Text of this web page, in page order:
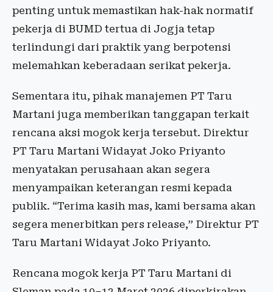
penting untuk memastikan hak-hak normatif
pekerja di BUMD tertua di Jogja tetap
terlindungi dari praktik yang berpotensi
melemahkan keberadaan serikat pekerja.
Sementara itu, pihak manajemen PT Taru
Martani juga memberikan tanggapan terkait
rencana aksi mogok kerja tersebut. Direktur
PT Taru Martani Widayat Joko Priyanto
menyatakan perusahaan akan segera
menyampaikan keterangan resmi kepada
publik. “Terima kasih mas, kami bersama akan
segera menerbitkan pers release,” Direktur PT
Taru Martani Widayat Joko Priyanto.
Rencana mogok kerja PT Taru Martani di